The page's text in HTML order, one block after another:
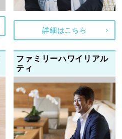
詳細はこちら
ファミリーハワイリアル
ティ